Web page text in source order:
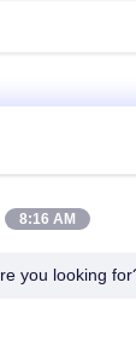
Envoyez
8:16 AM
you looking